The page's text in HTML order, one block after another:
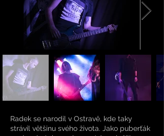
Radek se narodil v Ostravě, kde taky
strávil většinu svého života. Jako puberťák